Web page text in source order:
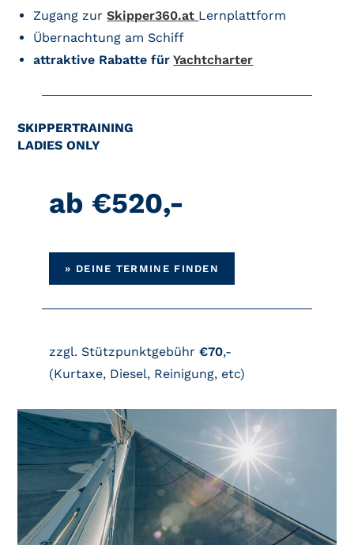
Zugang zur Skipper360.at Lernplattform
Übernachtung am Schiff
attraktive Rabatte fürYachtcharter
SKIPPERTRAINING
LADIES ONLY
ab €520,-
» DEINE TERMINE FINDEN
zzgl. Stützpunktgebühr€70,-
(Kurtaxe, Diesel, Reinigung, etc)